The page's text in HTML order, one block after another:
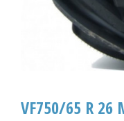
VF750/65 R 26